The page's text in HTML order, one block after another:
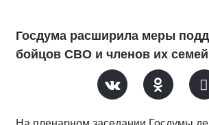
Госдума расширила меры
бойцов СВО и членов их